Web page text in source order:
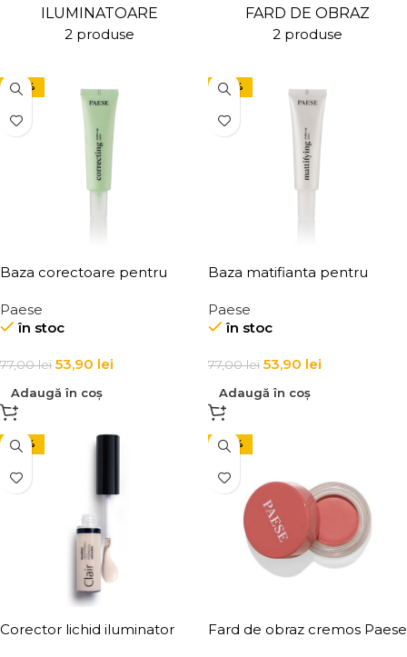
ILUMINATOARE
2 produse
FARD DE OBRAZ
2 produse
-30%
Baza corectoare pentru
Make-up Base 30ml
Paese
în stoc
77,00lei 53,90 lei
Adaugă în coș
-30%
Baza matifianta pentru
Make-Up Base 30ml
Paese
în stoc
77,00lei 53,90 lei
Adaugă în coș
-30%
Corector lichid iluminator
-30%
Fard de obraz cremos Paese